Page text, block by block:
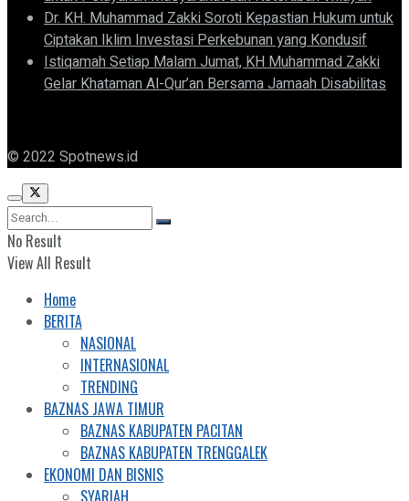
Dr. KH. Muhammad Zakki Soroti Kepastian Hukum untuk
Ciptakan Iklim Investasi Perkebunan yang Kondusif
Istiqamah Setiap Malam Jumat, KH Muhammad Zakki
Gelar Khataman Al-Qur’an Bersama Jamaah Disabilitas
© 2022 Spotnews.id
No Result
View All Result
Home
BERITA
NASIONAL
INTERNASIONAL
TRENDING
BAZNAS JAWA TIMUR
BAZNAS KABUPATEN PACITAN
BAZNAS KABUPATEN TRENGGALEK
EKONOMI DAN BISNIS